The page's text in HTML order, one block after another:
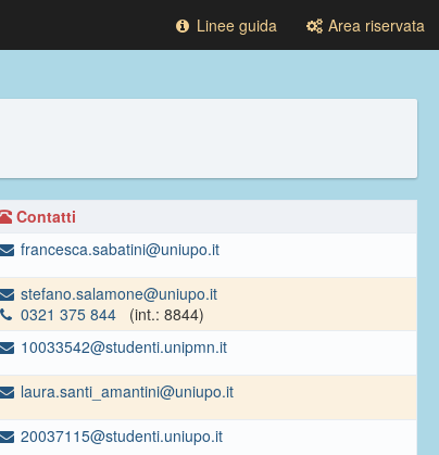
Linee guida Area riservata
Contatti
francesca.sabatini@uniupo.it
stefano.salamone@uniupo.it
0321 375 844
(int.: 8844)
10033542@studenti.unipmn.it
laura.santi_amantini@uniupo.it
20037115@studenti.uniupo.it